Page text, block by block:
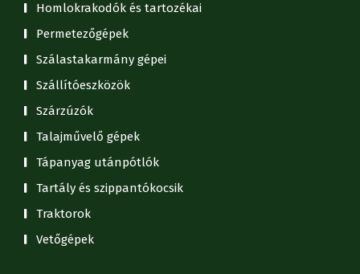
Homlokrakodók és tartozékai
Permetezőgépek
Szálastakarmány gépei
Szállítóeszközök
Szárzúzók
Talajművelő gépek
Tápanyag utánpótlók
Tartály és szippantókocsik
Traktorok
Vetőgépek